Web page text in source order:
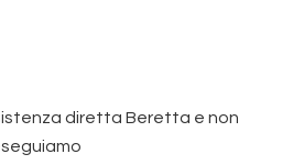
diretta Beretta e non